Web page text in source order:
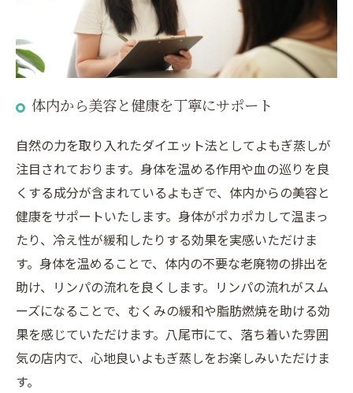
体内から美容と健康を丁寧にサポート
自然の力を取り入れたダイエット法としてよもぎ蒸しが
注目されております。身体を温める作用や血の巡りを良
くする成分が含まれているよもぎで、体内からの美容と
健康をサポートいたします。身体がポカポカして温まっ
たり、冷え性が緩和したりする効果を実感いただけま
す。身体を温めることで、体内の不要な老廃物の排出を
助け、リンパの流れを良くします。リンパの流れがスム
ーズになることで、むくみの緩和や脂肪燃焼を助ける効
果を感じていただけます。八尾市にて、落ち着いた雰囲
気の店内で、心地良いよもぎ蒸しをお楽しみいただけま
す。